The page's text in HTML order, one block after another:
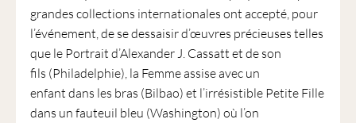
grandes collections internationales ont accepté, pour
l’événement, de se dessaisir d’œuvres précieuses telles
que le Portrait d’Alexander J. Cassatt et de son
fils (Philadelphie), la Femme assise avec un
enfant dans les bras (Bilbao) et l’irrésistible Petite Fille
dans un fauteuil bleu (Washington) où l’on